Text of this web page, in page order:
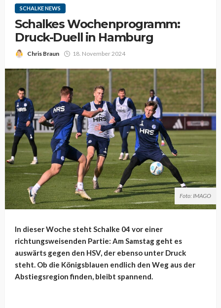
SCHALKE NEWS
Schalkes Wochenprogramm:
Druck-Duell in Hamburg
Chris Braun 18. November 2024
Foto: IMAGO
In dieser Woche steht Schalke 04 vor einer
richtungsweisenden Partie: Am Samstag geht es
auswärts gegen den HSV, der ebenso unter Druck
steht. Ob die Königsblauen endlich den Weg aus der
Abstiegsregion finden, bleibt spannend.